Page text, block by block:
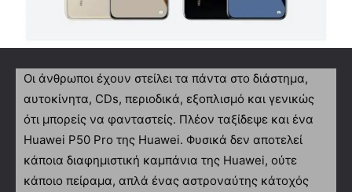
Οι άνθρωποι έχουν στείλει τα πάντα στο διάστημα,
αυτοκίνητα, CDs, περιοδικά, εξοπλισμό και γενικώς
ότι μπορείς να φανταστείς. Πλέον ταξίδεψε και ένα
Huawei P50 Pro της Huawei. Φυσικά δεν αποτελεί
κάποια διαφημιστική καμπάνια της Huawei, ούτε
κάποιο πείραμα, απλά ένας αστροναύτης κάτοχός